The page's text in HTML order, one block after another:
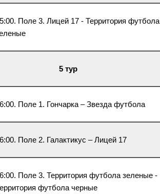
Поле 3. Лицей 17 - Территория футбола
5 тур
Поле 1. Гончарка – Звезда футбола
Поле 2. Галактикус – Лицей 17
Поле 3. Территория футбола зеленые -
футбола черные